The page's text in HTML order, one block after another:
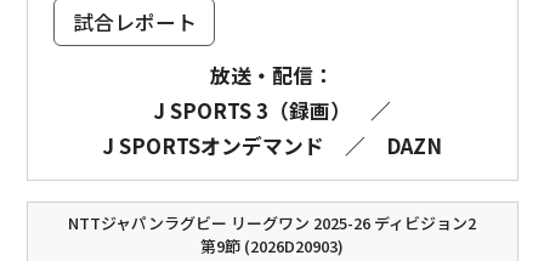
試合レポート
放送・配信：
J SPORTS 3（録画）
／
J SPORTSオンデマンド
／ DAZN
NTTジャパンラグビー リーグワン 2025-26 ディビジョン2
第9節 (2026D20903)